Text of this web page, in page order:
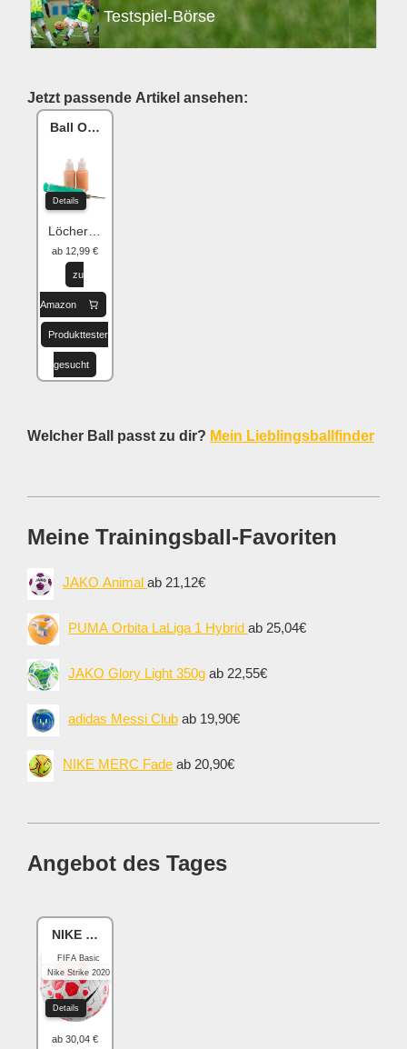
Testspiel-Börse
Jetzt passende Artikel ansehen:
Ball One Reparaturset
Details
Löcher flicken
ab 12,99 €
zu
Amazon
Produkttester
gesucht
Welcher Ball passt zu dir? Mein Lieblingsballfinder
Meine Trainingsball-Favoriten
JAKO Animalab 21,12€
PUMA Orbita LaLiga 1 Hybrid ab 25,04€
JAKO Glory Light 350g ab 22,55€
adidas Messi Club ab 19,90€
NIKE MERC Fade ab 20,90€
Angebot des Tages
NIKE Academy
FIFA Basic
Nike Strike 2020
Details
ab 30,04 €